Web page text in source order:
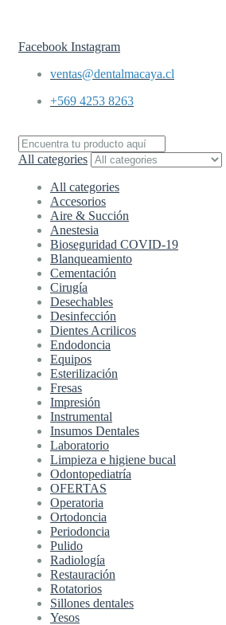
Facebook Instagram
ventas@dentalmacaya.cl
+569 4253 8263
All categories
All categories
Accesorios
Aire & Succión
Anestesia
Bioseguridad COVID-19
Blanqueamiento
Cementación
Cirugía
Desechables
Desinfección
Dientes Acrilicos
Endodoncia
Equipos
Esterilización
Fresas
Impresión
Instrumental
Insumos Dentales
Laboratorio
Limpieza e higiene bucal
Odontopediatría
OFERTAS
Operatoria
Ortodoncia
Periodoncia
Pulido
Radiología
Restauración
Rotatorios
Sillones dentales
Yesos